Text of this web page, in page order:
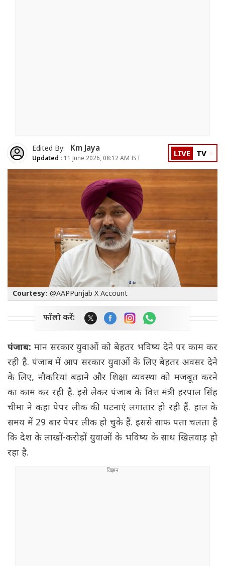
Edited By: Km Jaya
Updated : 11 June 2026, 08:12 AM IST LIVE TV
Courtesy: @AAPPunjab X Account
फॉलो करें:
पंजाब: मान सरकार युवाओं को बेहतर भविष्य देने पर काम कर
रही है. पंजाब में आप सरकार युवाओं के लिए बेहतर अवसर देने
के लिए, नौकरियां बढ़ाने और शिक्षा व्यवस्था को मजबूत करने
का काम कर रही है. इसे लेकर पंजाब के वित्त मंत्री हरपाल सिंह
चीमा ने कहा पेपर लीक की घटनाएं लगातार हो रही हैं. हाल के
समय में 29 बार पेपर लीक हो चुके हैं. इससे साफ पता चलता है
कि देश के लाखों-करोड़ों युवाओं के भविष्य के साथ खिलवाड़ हो
रहा है.